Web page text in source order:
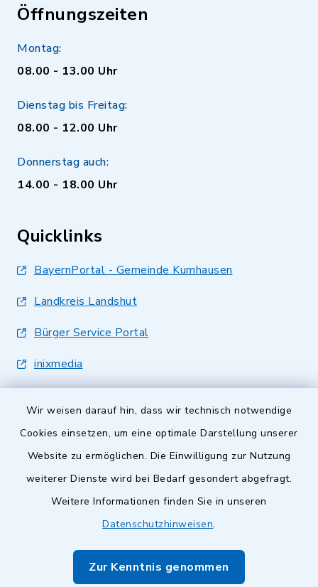
Wir weisen darauf hin, dass wir technisch notwendige
Cookies einsetzen, um eine optimale Darstellung unserer
Website zu ermöglichen. Die Einwilligung zur Nutzung
weiterer Dienste wird bei Bedarf gesondert abgefragt.
Weitere Informationen finden Sie in unseren
Datenschutzhinweisen.
Zur Kenntnis genommen
Öffnungszeiten
Montag:
08.00 - 13.00 Uhr
Dienstag bis Freitag:
08.00 - 12.00 Uhr
Donnerstag auch:
14.00 - 18.00 Uhr
Quicklinks
BayernPortal - Gemeinde Kumhausen
Landkreis Landshut
Bürger Service Portal
inixmedia
Barrierefreiheit
Impressum